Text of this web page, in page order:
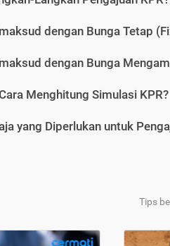
dengan Bunga Tetap
dengan Bunga
Menghitung Simulasi KPR?
yang Diperlukan untuk
Tips